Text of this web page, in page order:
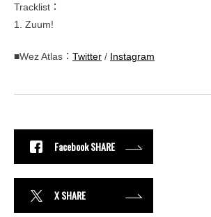
Tracklist：
1. Zuum!
■Wez Atlas： Twitter / Instagram
Facebook SHARE
X SHARE